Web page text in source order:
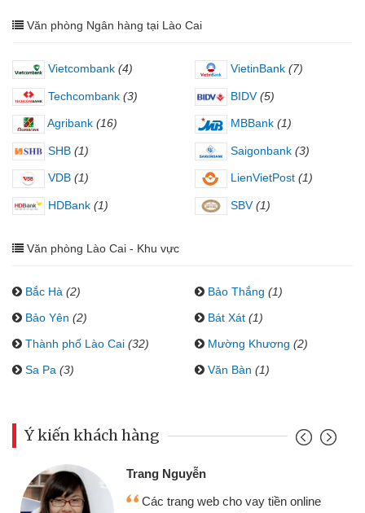
Văn phòng Ngân hàng tại Lào Cai
Vietcombank (4) VietinBank (7)
Techcombank (3) BIDV (5)
Agribank (16) MBBank (1)
SHB (1) Saigonbank (3)
VDB (1) LienVietPost (1)
HDBank (1) SBV (1)
Văn phòng Lào Cai - Khu vực
Bắc Hà (2) Bảo Thắng (1)
Bảo Yên (2) Bát Xát (1)
Thành phố Lào Cai (32) Mường Khương (2)
Sa Pa (3) Văn Bàn (1)
Ý kiến khách hàng
Trang Nguyễn
Các trang web cho vay tiền online